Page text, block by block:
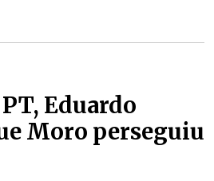
Eduardo
Moro perseguiu